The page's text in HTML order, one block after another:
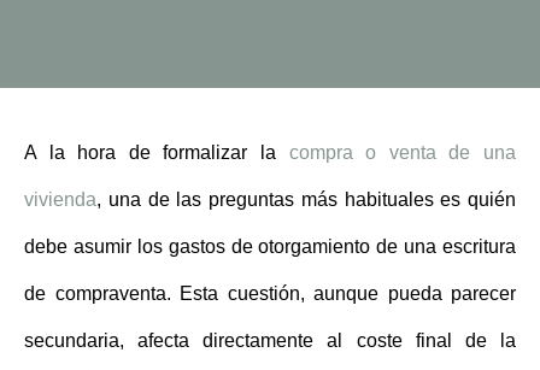
A la hora de formalizar la compra o venta de una
vivienda, una de las preguntas más habituales es quién
debe asumir los gastos de otorgamiento de una escritura
de compraventa. Esta cuestión, aunque pueda parecer
secundaria, afecta directamente al coste final de la